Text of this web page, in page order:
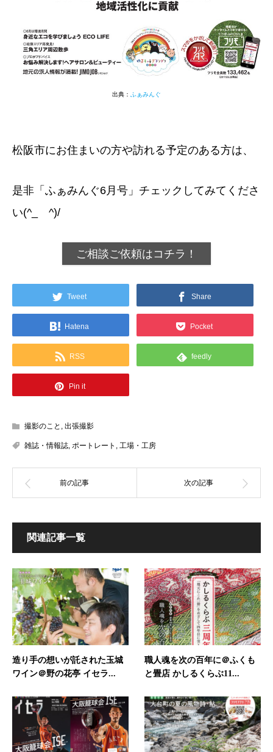
出典： ふぁみんぐ
松阪市にお住まいの方や訪れる予定のある方は、
是非「ふぁみんぐ6月号」チェックしてみてくださ
い(^_ゝ^)/
ご相談ご依頼はコチラ！
Tweet Share
Hatena Pocket
RSS feedly
Pin it
撮影のこと 出張撮影
雑誌・情報誌 ポートレート 工場・工房
関連記事一覧
造り手の想いが託された玉城
ワイン＠野の花亭 イセラ...
職人魂を次の百年に＠ふくも
と畳店 かしるくらぶ11...